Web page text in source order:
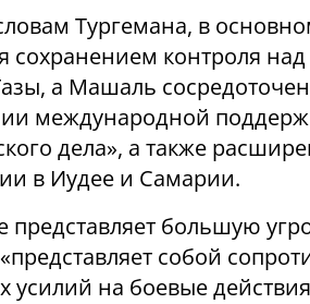
Тургемана, в
сохранением контроля над
а Машаль
международной
дела», а также
в Иудее и Самарии.
представляет большую
собой
усилий на боевые